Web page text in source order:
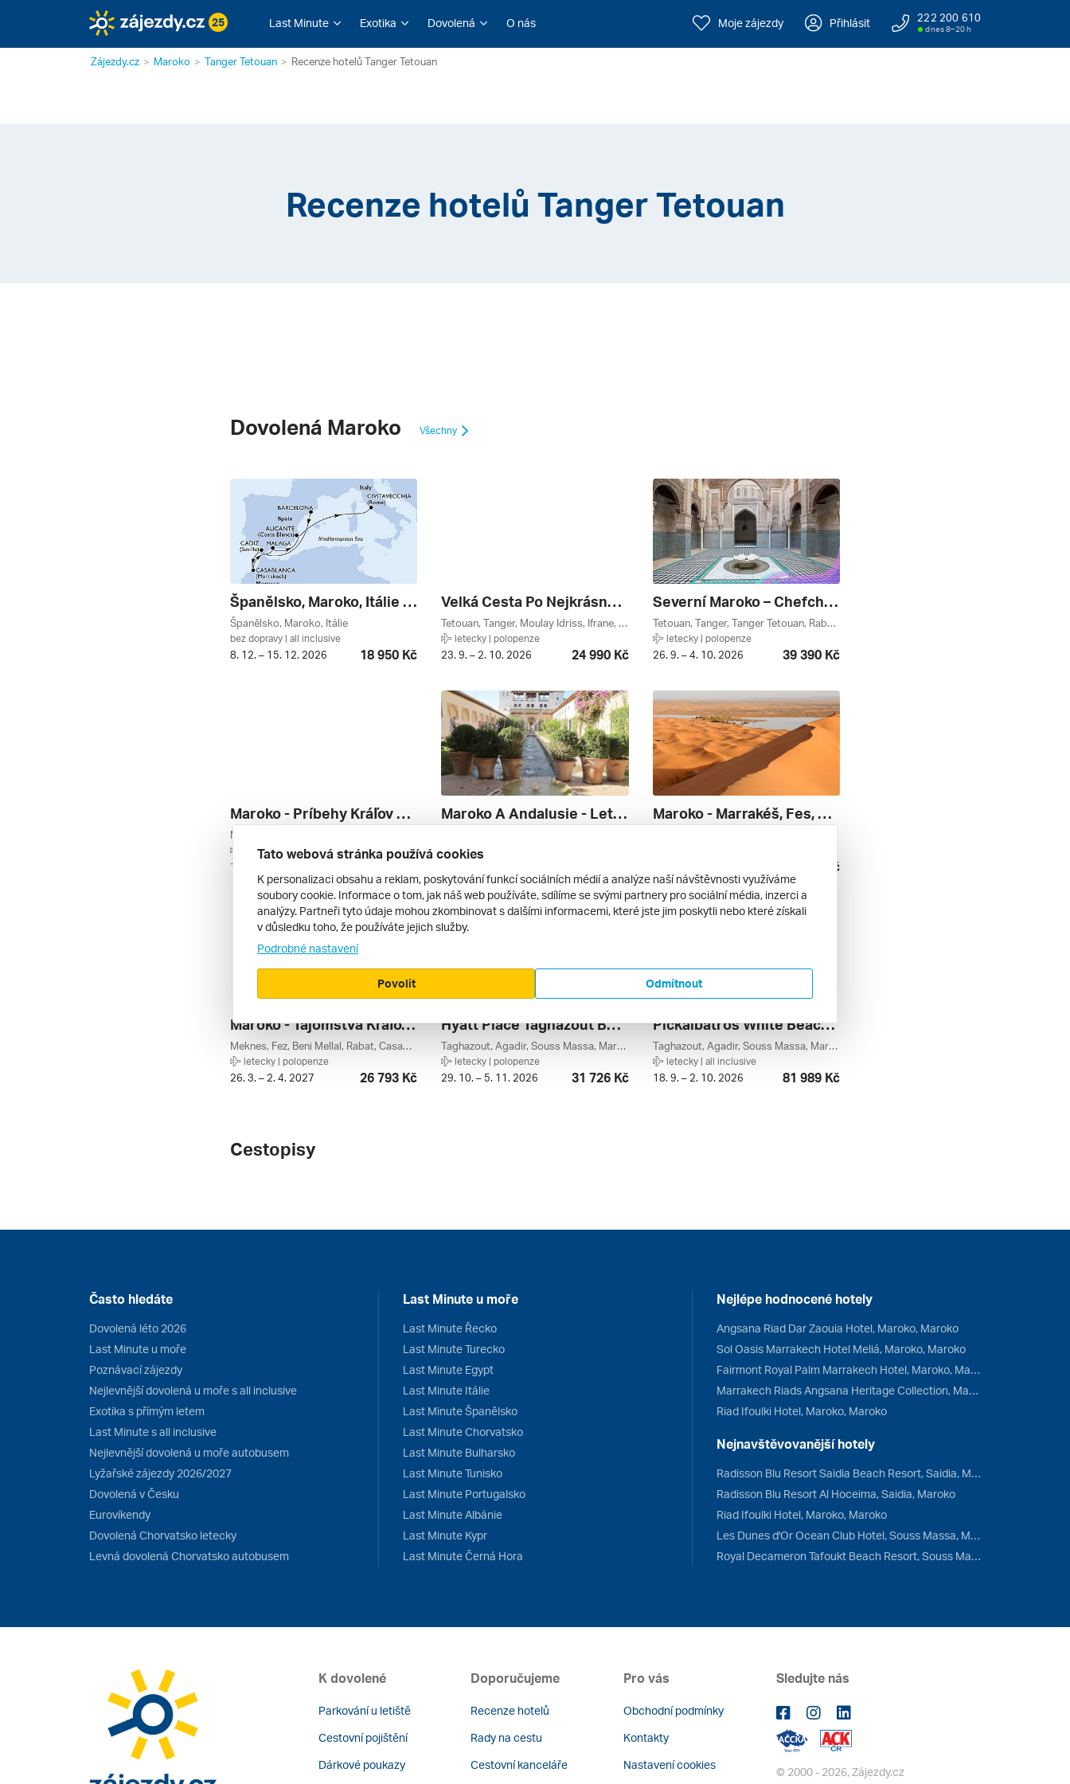
25 Last Minute Exotika Dovolená O nás Moje zájezdy Přihlásit 222 200 610
dnes 8–20 h
Zájezdy.cz Maroko Tanger Tetouan Recenze hotelů Tanger Tetouan
Recenze hotelů Tanger Tetouan
Dovolená Maroko Všechny
Španělsko, Maroko, Itálie Z Barcelony Na Lodi Msc Magnifica, Plavba S Bonusem ****
Španělsko, Maroko, Itálie
bez dopravy | all inclusive
8. 12. – 15. 12. 2026 18 950 Kč
Velká Cesta Po Nejkrásnějších Místech Maroka - 9 Nocí
Tetouan, Tanger, Moulay Idriss, Ifrane, Tanger Tetouan, Rabat, Casablanca, Maroko
letecky | polopenze
23. 9. – 2. 10. 2026 24 990 Kč
Severní Maroko – Chefchaouen, Fes A Příběhy Ukryté Mezi Horami A Mořem ****
Tetouan, Tanger, Tanger Tetouan, Rabat, Casablanca, Maroko
letecky | polopenze
26. 9. – 4. 10. 2026 39 390 Kč
Maroko - Príbehy Kráľov A Berberov
letecky | polopenze
10. 11. – 17. 11. 2026 26 771 Kč
Maroko A Andalusie - Letecky
letecky | polopenze
Maroko - Marrakéš, Fes, Atlas A Sahara
67 600 Kč
Maroko - Tajomstvá Kráľovských Miest - Budget Friendly
Meknes, Fez, Beni Mellal, Rabat, Casablanca, Maroko
letecky | polopenze
26. 3. – 2. 4. 2027 26 793 Kč
Hyatt Place Taghazout Bay *****
Taghazout, Agadir, Souss Massa, Maroko
letecky | polopenze
29. 10. – 5. 11. 2026 31 726 Kč
Pickalbatros White Beach Resort - Taghazout *****
Taghazout, Agadir, Souss Massa, Maroko
letecky | all inclusive
18. 9. – 2. 10. 2026 81 989 Kč
Cestopisy
Často hledáte
Dovolená léto 2026
Last Minute u moře
Poznávací zájezdy
Nejlevnější dovolená u moře s all inclusive
Exotika s přímým letem
Last Minute s all inclusive
Nejlevnější dovolená u moře autobusem
Lyžařské zájezdy 2026/2027
Dovolená v Česku
Eurovíkendy
Dovolená Chorvatsko letecky
Levná dovolená Chorvatsko autobusem
Last Minute u moře
Last Minute Řecko
Last Minute Turecko
Last Minute Egypt
Last Minute Itálie
Last Minute Španělsko
Last Minute Chorvatsko
Last Minute Bulharsko
Last Minute Tunisko
Last Minute Portugalsko
Last Minute Albánie
Last Minute Kypr
Last Minute Černá Hora
Nejlépe hodnocené hotely
Angsana Riad Dar Zaouia Hotel, Maroko, Maroko
Sol Oasis Marrakech Hotel Meliá, Maroko, Maroko
Fairmont Royal Palm Marrakech Hotel, Maroko, Maroko
Marrakech Riads Angsana Heritage Collection, Maroko, Maroko
Riad Ifoulki Hotel, Maroko, Maroko
Nejnavštěvovanější hotely
Radisson Blu Resort Saidia Beach Resort, Saidia, Maroko
Radisson Blu Resort Al Hoceima, Saidia, Maroko
Riad Ifoulki Hotel, Maroko, Maroko
Les Dunes d'Or Ocean Club Hotel, Souss Massa, Maroko
Royal Decameron Tafoukt Beach Resort, Souss Massa, Maroko
K dovolené
Parkování u letiště
Cestovní pojištění
Dárkové poukazy
Doporučujeme
Recenze hotelů
Rady na cestu
Cestovní kanceláře
Pro vás
Obchodní podmínky
Kontakty
Nastavení cookies
Sledujte nás
© 2000 - 2026, Zájezdy.cz
Tato webová stránka používá cookies
K personalizaci obsahu a reklam, poskytování funkcí sociálních médií a analýze naší návštěvnosti využíváme
soubory cookie. Informace o tom, jak náš web používáte, sdílíme se svými partnery pro sociální média, inzerci a
analýzy. Partneři tyto údaje mohou zkombinovat s dalšími informacemi, které jste jim poskytli nebo které získali
v důsledku toho, že používáte jejich služby.
Podrobné nastavení
Odmítnout
Povolit